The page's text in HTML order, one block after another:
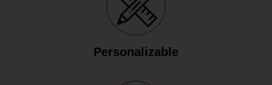
Personalizable